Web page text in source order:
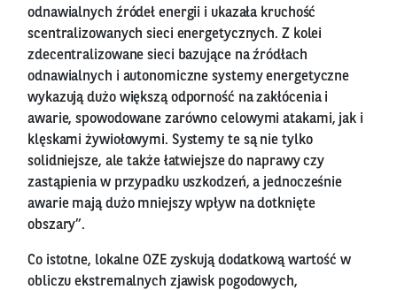
odnawialnych źródeł energii i ukazała kruchość
scentralizowanych sieci energetycznych. Z kolei
zdecentralizowane sieci bazujące na źródłach
odnawialnych i autonomiczne systemy energetyczne
wykazują dużo większą odporność na zakłócenia i
awarie, spowodowane zarówno celowymi atakami, jak i
klęskami żywiołowymi. Systemy te są nie tylko
solidniejsze, ale także łatwiejsze do naprawy czy
zastąpienia w przypadku uszkodzeń, a jednocześnie
awarie mają dużo mniejszy wpływ na dotknięte
obszary”.
Co istotne, lokalne OZE zyskują dodatkową wartość w
obliczu ekstremalnych zjawisk pogodowych,